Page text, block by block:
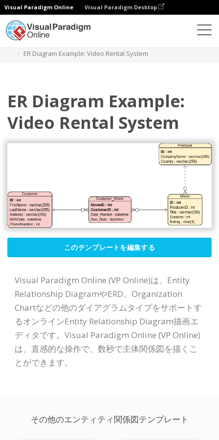
Visual Paradigm Online Visual Paradigm Desktop
ER Diagram Example: Video Rental System
ER Diagram Example:
Video Rental System
このテンプレートを編集する
Visual Paradigm Online (VP Online)は、Entity
Relationship DiagramやERD、Organization
Chartなどの他のダイアグラムタイプをサポートす
るオンラインEntity Relationship Diagram描画エ
ディタです。Visual Paradigm Online (VP Online)
は、直感的な操作で、数秒で主体関係図を描くこ
とができます。
その他のエンティティ関係図テンプレート